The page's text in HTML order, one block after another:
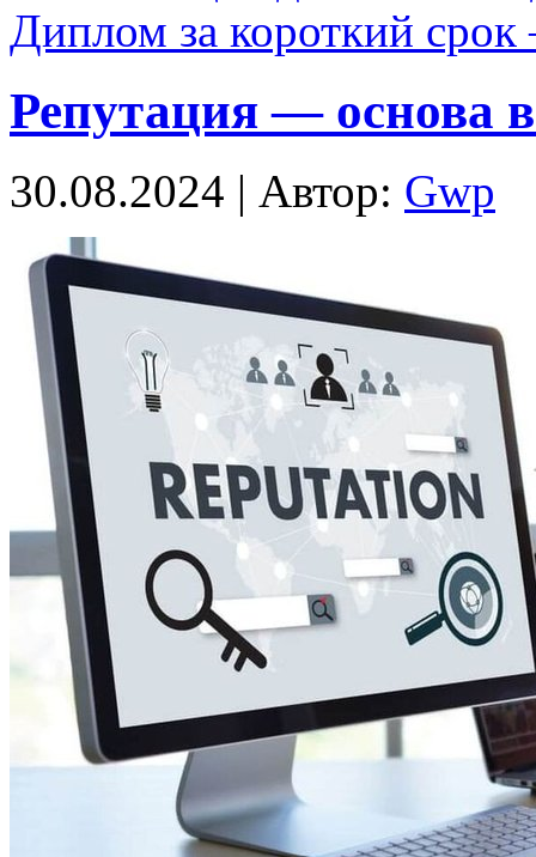
Диплом за короткий
Репутация — основа
30.08.2024 | Автор: Gwp